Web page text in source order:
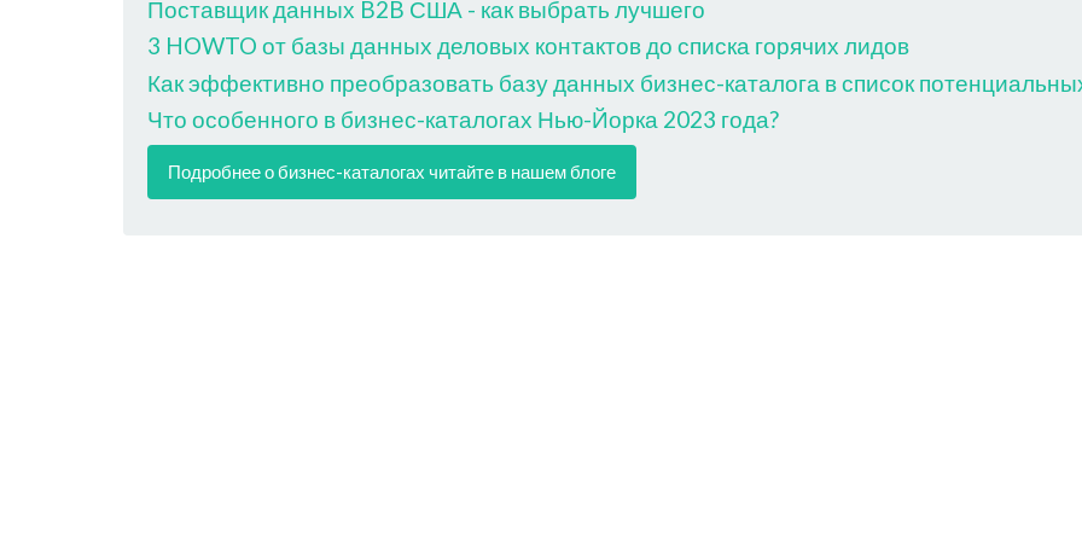
Поставщик данных B2B США - как выбрать лучшего
3 HOWTO от базы данных деловых контактов до списка горячих лидов
Как эффективно преобразовать базу данных бизнес-каталога в список
Что особенного в бизнес-каталогах Нью-Йорка 2023 года?
Подробнее о бизнес-каталогах читайте в нашем блоге